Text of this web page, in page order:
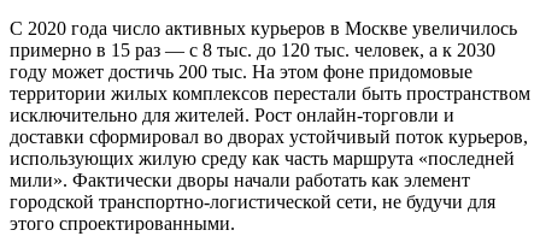
С 2020 года число активных курьеров в Москве увеличилось
примерно в 15 раз — с 8 тыс. до 120 тыс. человек, а к 2030
году может достичь 200 тыс. На этом фоне придомовые
территории жилых комплексов перестали быть пространством
исключительно для жителей. Рост онлайн-торговли и
доставки сформировал во дворах устойчивый поток курьеров,
использующих жилую среду как часть маршрута «последней
мили». Фактически дворы начали работать как элемент
городской транспортно-логистической сети, не будучи для
этого спроектированными.